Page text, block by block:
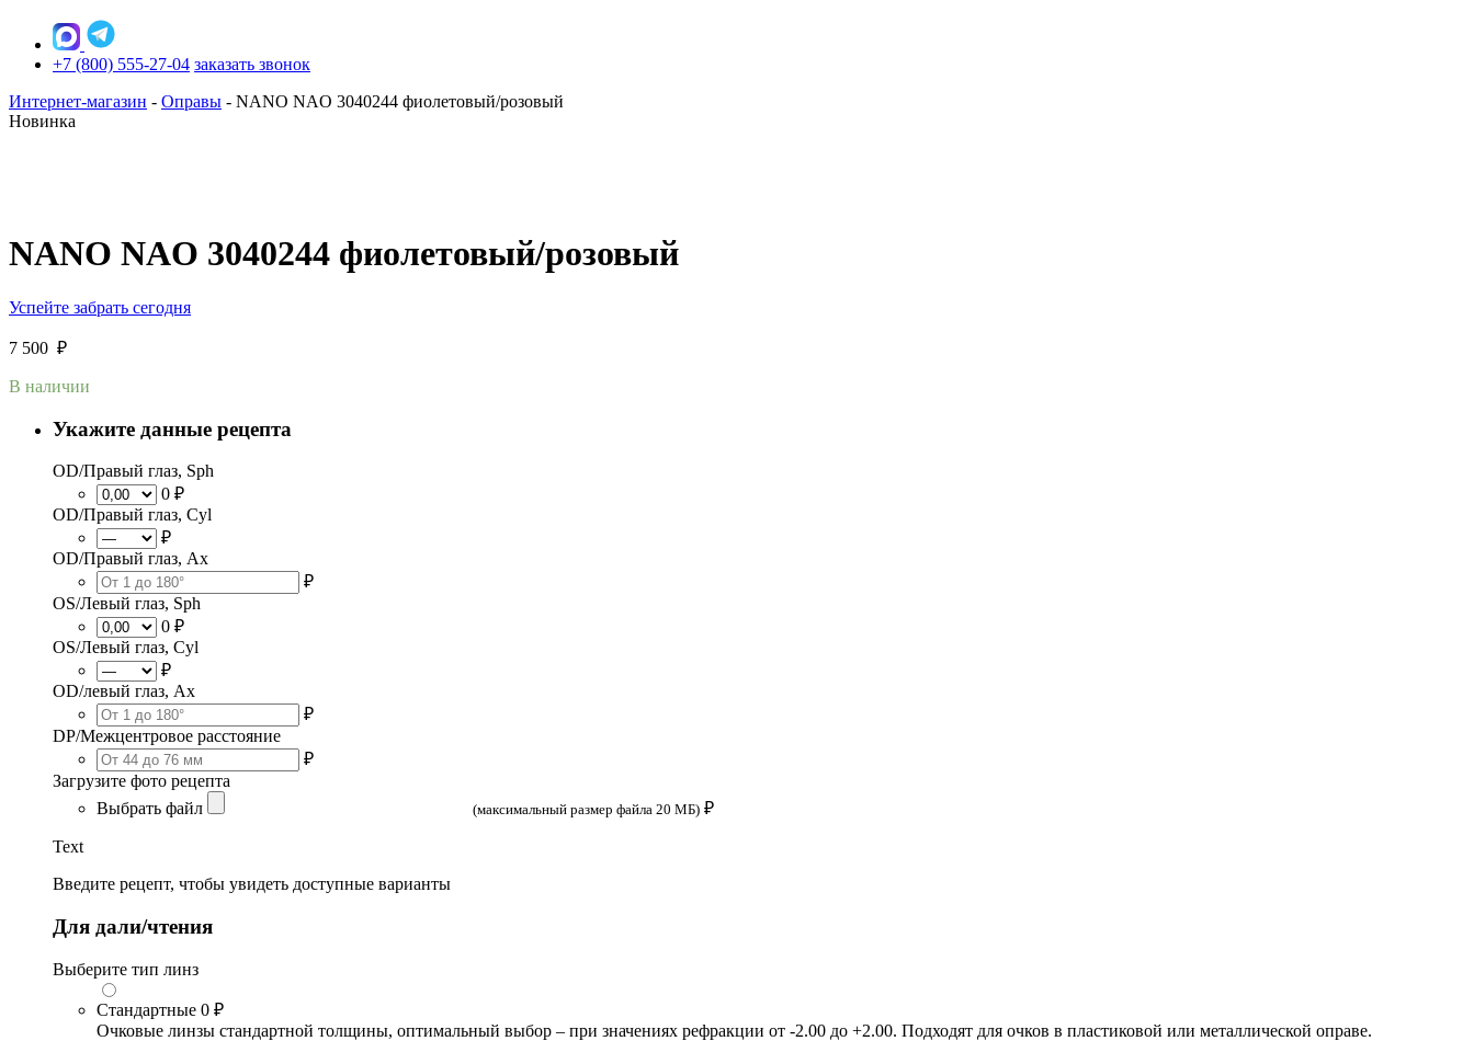
+7 (800) 555-27-04 заказать звонок
Интернет-магазин - Оправы - NANO NAO 3040244 фиолетовый/розовый
Новинка
NANO NAO 3040244 фиолетовый/розовый
Успейте забрать сегодня
7 500 ₽
В наличии
Укажите данные рецепта
OD/Правый глаз, Sph
0 ₽
OD/Правый глаз, Cyl
₽
OD/Правый глаз, Ax
₽
OS/Левый глаз, Sph
0 ₽
OS/Левый глаз, Cyl
₽
OD/левый глаз, Ax
₽
DP/Межцентровое расстояние
₽
Загрузите фото рецепта
Выбрать файл
(максимальный размер файла 20 МБ) ₽
Text
Введите рецепт, чтобы увидеть доступные варианты
Для дали/чтения
Выберите тип линз
Стандартные 0 ₽
Очковые линзы стандартной толщины, оптимальный выбор – при значениях рефракции от -2.00 до +2.00. Подходят для очков в пластиковой или металлической оправе.